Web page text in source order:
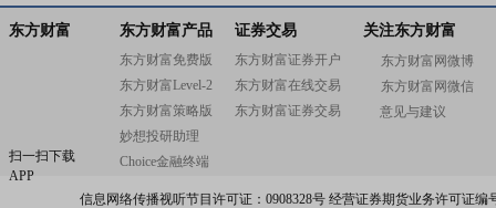
东方财富
扫一扫下载
APP
东方财富产品
东方财富免费版
东方财富Level-2
东方财富策略版
妙想投研助理
Choice金融终端
证券交易
东方财富证券开户
东方财富在线交易
东方财富证券交易
关注东方财富
东方财富网微博
东方财富网微信
意见与建议
信息网络传播视听节目许可证：0908328号 经营证券期货业务许可证编